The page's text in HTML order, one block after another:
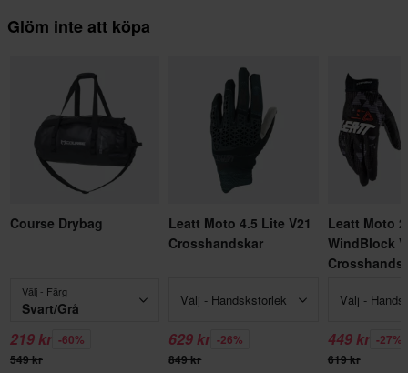
Glöm inte att köpa
Course Drybag
Välj - Färg
Svart/Grå
219 kr -60%
549 kr
Leatt Moto 4.5 Lite V21
Crosshandskar
Välj - Handskstorlek
629 kr -26%
849 kr
Leatt Moto
WindBlock
Välj -
449 kr -27%
619 kr